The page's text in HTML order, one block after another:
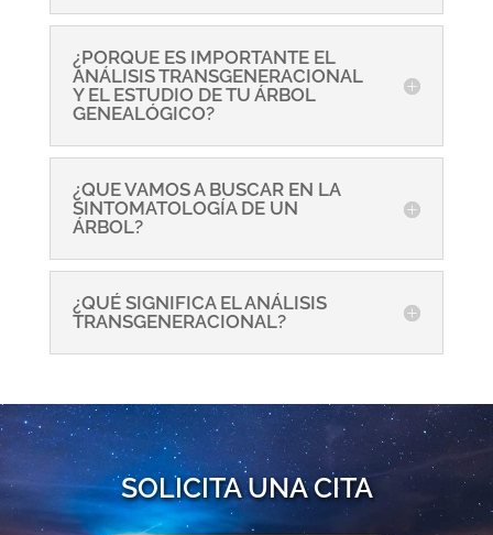
¿PORQUE ES IMPORTANTE EL
ANÁLISIS TRANSGENERACIONAL
Y EL ESTUDIO DE TU ÁRBOL
GENEALÓGICO?
¿QUE VAMOS A BUSCAR EN LA
SINTOMATOLOGÍA DE UN
ÁRBOL?
¿QUÉ SIGNIFICA EL ANÁLISIS
TRANSGENERACIONAL?
SOLICITA UNA CITA